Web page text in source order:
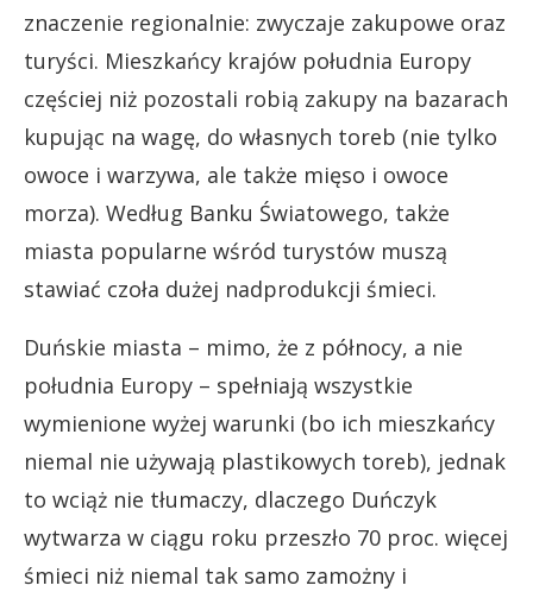
znaczenie regionalnie: zwyczaje zakupowe oraz
turyści. Mieszkańcy krajów południa Europy
częściej niż pozostali robią zakupy na bazarach
kupując na wagę, do własnych toreb (nie tylko
owoce i warzywa, ale także mięso i owoce
morza). Według Banku Światowego, także
miasta popularne wśród turystów muszą
stawiać czoła dużej nadprodukcji śmieci.
Duńskie miasta – mimo, że z północy, a nie
południa Europy – spełniają wszystkie
wymienione wyżej warunki (bo ich mieszkańcy
niemal nie używają plastikowych toreb), jednak
to wciąż nie tłumaczy, dlaczego Duńczyk
wytwarza w ciągu roku przeszło 70 proc. więcej
śmieci niż niemal tak samo zamożny i